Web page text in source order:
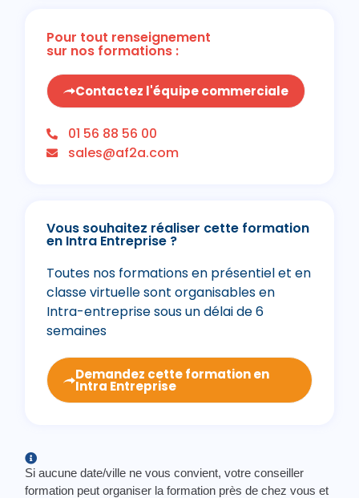
Pour tout renseignement
sur nos formations :
Contactez l'équipe commerciale
01 56 88 56 00
sales@af2a.com
Vous souhaitez réaliser cette formation
en Intra Entreprise ?
Toutes nos formations en présentiel et en
classe virtuelle sont organisables en
Intra-entreprise sous un délai de 6
semaines
Demandez cette formation en
Intra Entreprise
Si aucune date/ville ne vous convient, votre conseiller
formation peut organiser la formation près de chez vous et